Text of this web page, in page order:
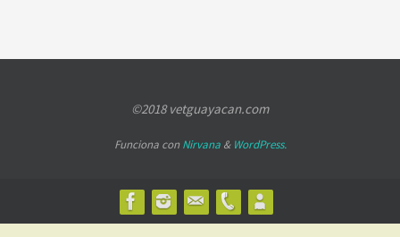
©2018 vetguayacan.com
Funciona con Nirvana& WordPress.